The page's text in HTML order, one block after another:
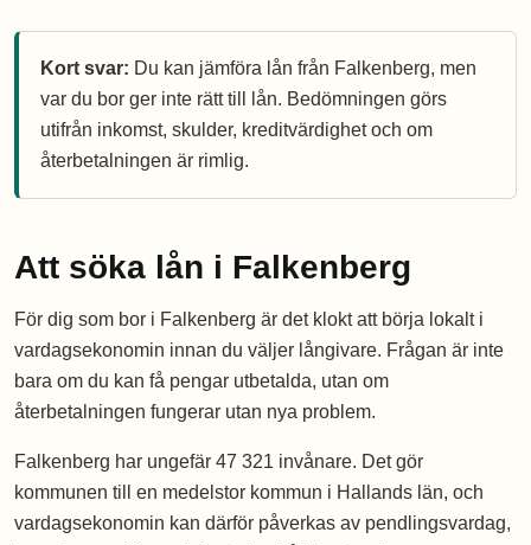
Kort svar: Du kan jämföra lån från Falkenberg, men
var du bor ger inte rätt till lån. Bedömningen görs
utifrån inkomst, skulder, kreditvärdighet och om
återbetalningen är rimlig.
Att söka lån i Falkenberg
För dig som bor i Falkenberg är det klokt att börja lokalt i
vardagsekonomin innan du väljer långivare. Frågan är inte
bara om du kan få pengar utbetalda, utan om
återbetalningen fungerar utan nya problem.
Falkenberg har ungefär 47 321 invånare. Det gör
kommunen till en medelstor kommun i Hallands län, och
vardagsekonomin kan därför påverkas av pendlingsvardag,